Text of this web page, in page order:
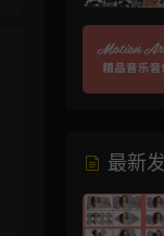
最新